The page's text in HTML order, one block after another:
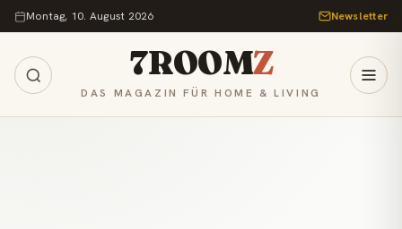
Zum Inhalt springen
Montag, 10. August 2026 Newsletter
7ROOMZ
DAS MAGAZIN FÜR HOME & LIVING